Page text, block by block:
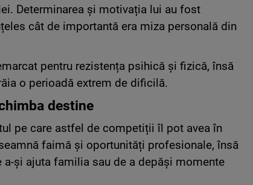
Determinarea și motivația lui au fost
cât de importantă era miza personală din
pentru rezistența psihică și fizică, însă
o perioadă extrem de dificilă.
destine
pe care astfel de competiții îl pot avea în
faimă și oportunități profesionale, însă
și ajuta familia sau de a depăși momente